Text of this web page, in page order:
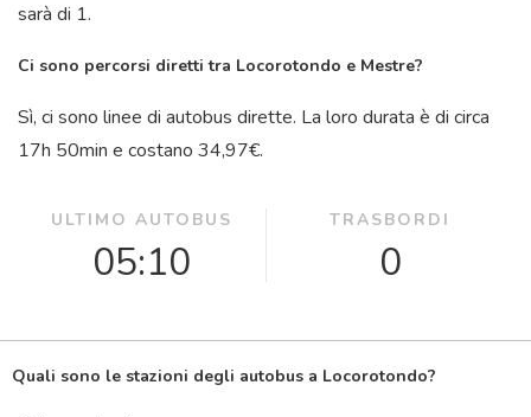
sarà di 1.
Ci sono percorsi diretti tra Locorotondo e Mestre?
Sì, ci sono linee di autobus dirette. La loro durata è di circa
17h 50min e costano 34,97€.
ULTIMO AUTOBUS
05:10
TRASBORDI
0
Quali sono le stazioni degli autobus a Locorotondo?